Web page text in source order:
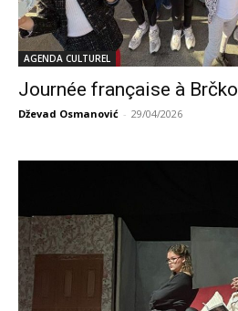
AGENDA CULTUREL
Journée française à Brčko
Dževad Osmanović - 29/04/2026